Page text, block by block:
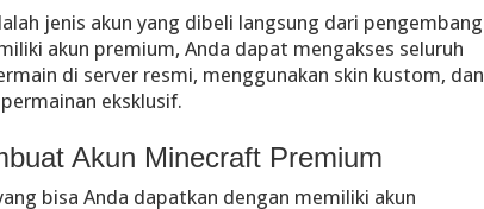
jenis akun yang dibeli langsung dari pengembang
akun premium, Anda dapat mengakses seluruh
di server resmi, menggunakan skin kustom, dan
eksklusif.
Akun Minecraft Premium
bisa Anda dapatkan dengan memiliki akun